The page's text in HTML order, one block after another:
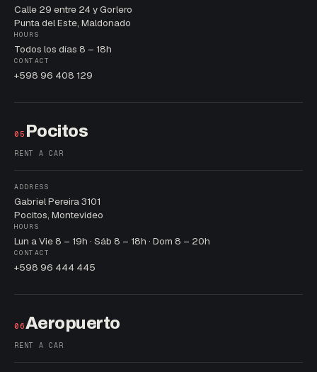
Calle 29 entre 24 y Gorlero
Punta del Este, Maldonado
HOURS
Todos los días 8 – 18h
CONTACT
+598 96 408 129
05 Pocitos
RENT A CAR
ADDRESS
Gabriel Pereira 3101
Pocitos, Montevideo
HOURS
Lun a Vie 8 – 19h · Sáb 8 – 18h · Dom 8 – 20h
CONTACT
+598 96 444 445
06Aeropuerto
RENT A CAR